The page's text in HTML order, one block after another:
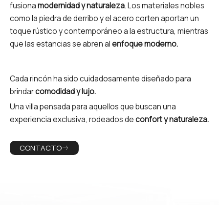
fusionamodernidad y naturaleza. Los materiales nobles
como la piedra de derribo y el acero corten aportan un
toque rústico y contemporáneo a la estructura, mientras
que las estancias se abren alenfoque moderno.
Cada rincón ha sido cuidadosamente diseñado para
brindarcomodidad y lujo.
Una villa pensada para aquellos que buscan una
experiencia exclusiva, rodeados deconfort y naturaleza.
CONTACTO